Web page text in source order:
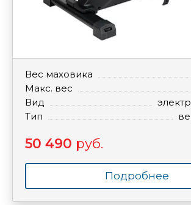
Вес маховика
Макс. вес
Вид
Тип
50 490 руб.
Подробнее